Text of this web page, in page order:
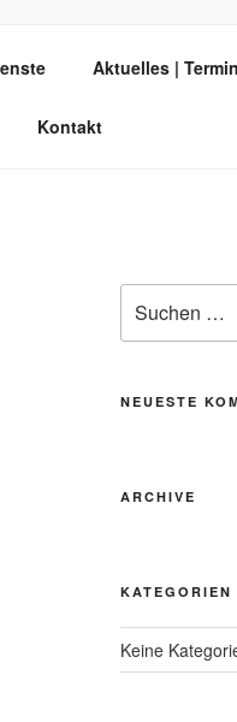
Aktuelles |
Kontakt
nach:
NEUESTE
ARCHIVE
KATEGORIEN
Keine